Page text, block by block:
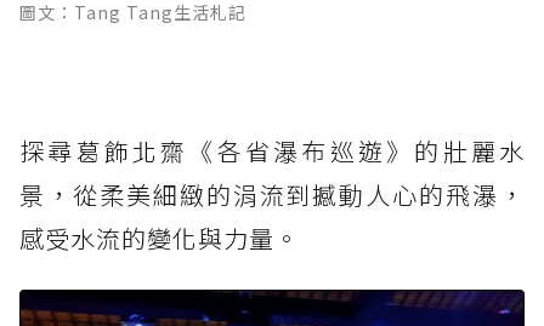
圖文：Tang Tang生活札記
探尋葛飾北齋《各省瀑布巡遊》的壯麗水
景，從柔美細緻的涓流到撼動人心的飛瀑，
感受水流的變化與力量。